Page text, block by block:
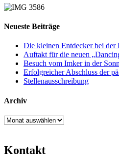
Neueste Beiträge
Die kleinen Entdecker bei der
Auftakt für die neuen
Besuch vom Imker in der
Erfolgreicher Abschluss der
Stellenausschreibung
Archiv
Archiv
Kontakt